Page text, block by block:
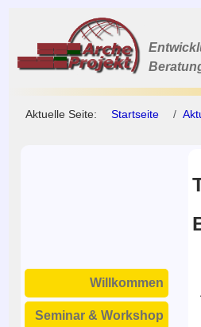
Aktuelle Seite: Startseite
Willkommen
Seminar & Workshop